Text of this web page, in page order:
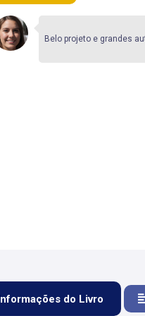
Belo projeto e grandes
Informações do Livro